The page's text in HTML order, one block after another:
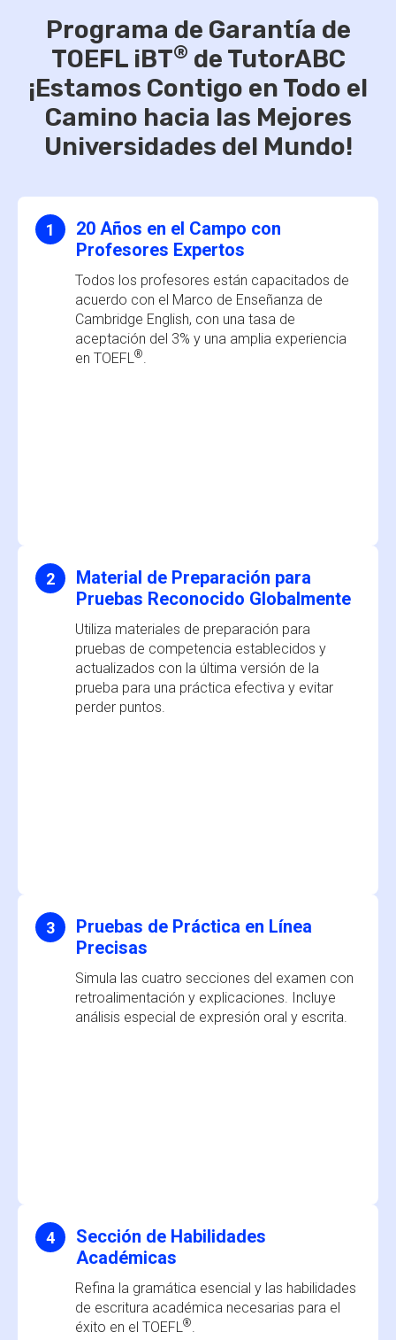
Programa de Garantía de
TOEFL iBT® de TutorABC
¡Estamos Contigo en Todo el
Camino hacia las Mejores
Universidades del Mundo!
1
20 Años en el Campo con
Profesores Expertos
Todos los profesores están capacitados de
acuerdo con el Marco de Enseñanza de
Cambridge English, con una tasa de
aceptación del 3% y una amplia experiencia
en TOEFL®.
2
Material de Preparación para
Pruebas Reconocido Globalmente
Utiliza materiales de preparación para
pruebas de competencia establecidos y
actualizados con la última versión de la
prueba para una práctica efectiva y evitar
perder puntos.
3
Pruebas de Práctica en Línea
Precisas
Simula las cuatro secciones del examen con
retroalimentación y explicaciones. Incluye
análisis especial de expresión oral y escrita.
4
Sección de Habilidades
Académicas
Refina la gramática esencial y las habilidades
de escritura académica necesarias para el
éxito en el TOEFL®.